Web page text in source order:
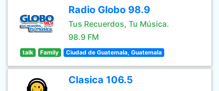
Radio Globo 98.9
Tus Recuerdos, Tu Música.
98.9 FM
talk Family Ciudad de Guatemala, Guatemala
Clasica 106.5